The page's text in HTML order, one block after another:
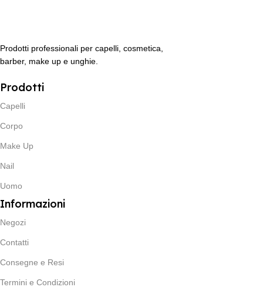
Prodotti professionali per capelli, cosmetica,
barber, make up e unghie.
Prodotti
Capelli
Corpo
Make Up
Nail
Uomo
Informazioni
Negozi
Contatti
Consegne e Resi
Termini e Condizioni